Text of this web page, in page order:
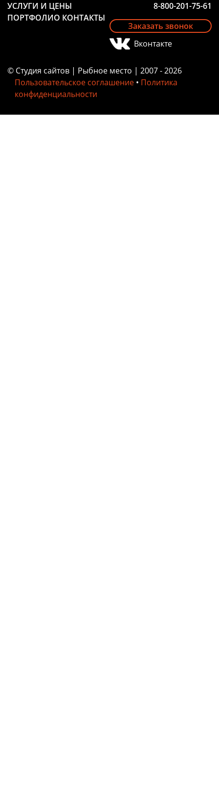
УСЛУГИ И ЦЕНЫ
ПОРТФОЛИО КОНТАКТЫ
8-800-201-75-61
Заказать звонок
Вконтакте
© Студия сайтов | Рыбное место | 2007 - 2026
Пользовательское соглашение • Политика
конфиденциальности